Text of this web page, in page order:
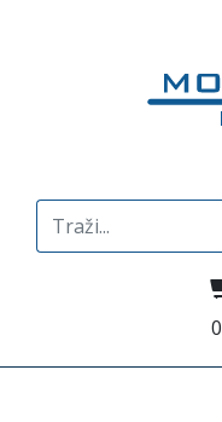
Search
for: